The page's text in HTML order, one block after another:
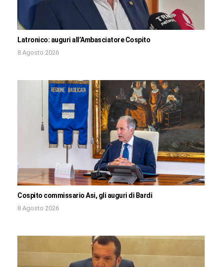
Latronico: auguri all’Ambasciatore Cospito
8 Agosto 2026
Cospito commissario Asi, gli auguri di Bardi
8 Agosto 2026